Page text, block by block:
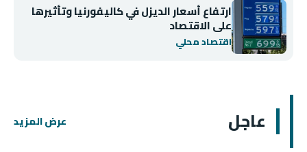
ارتفاع أسعار الديزل في كاليفورنيا وتأثيرها
على الاقتصاد
اقتصاد محلي
عاجل عرض المزيد